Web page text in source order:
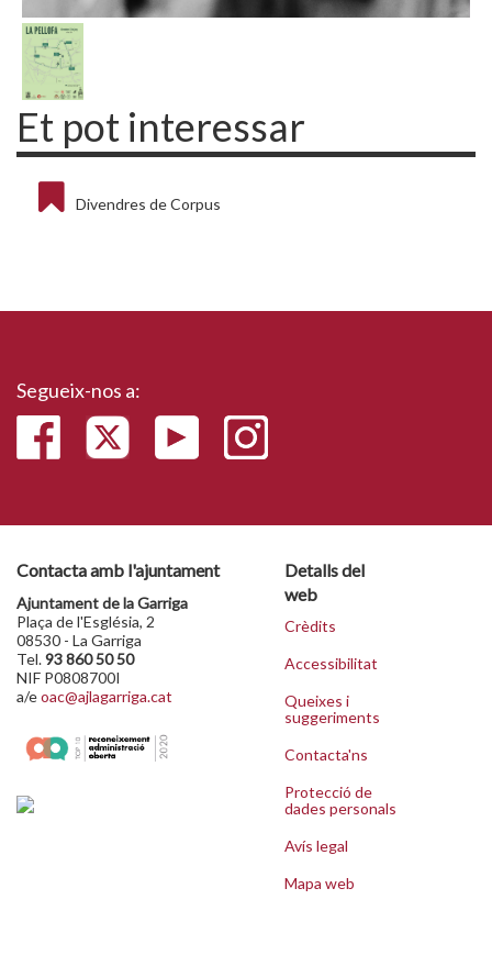
Et pot interessar
Divendres de Corpus
Segueix-nos a:
Contacta amb l'ajuntament
Ajuntament de la Garriga
Plaça de l'Església, 2
08530 - La Garriga
Tel.93 860 50 50
NIF P0808700I
a/eoac@ajlagarriga.cat
Detalls del
web
Crèdits
Accessibilitat
Queixes i
suggeriments
Contacta'ns
Protecció de
dades personals
Avís legal
Mapa web